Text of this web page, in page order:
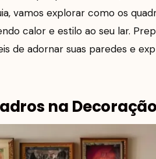
vamos explorar como os
calor e estilo ao seu lar.
de adornar suas paredes e
na Decoração